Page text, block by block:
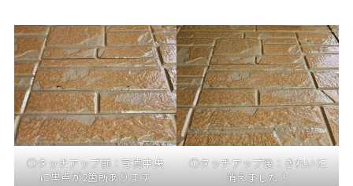
①タッチアップ前：写真中央
に黒点が2箇所あります
①タッチアップ後：きれいに
消えました！